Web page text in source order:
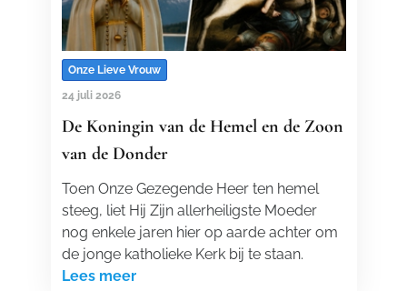
Onze Lieve Vrouw
24 juli 2026
De Koningin van de Hemel en de Zoon
van de Donder
Toen Onze Gezegende Heer ten hemel
steeg, liet Hij Zijn allerheiligste Moeder
nog enkele jaren hier op aarde achter om
de jonge katholieke Kerk bij te staan.
Lees meer